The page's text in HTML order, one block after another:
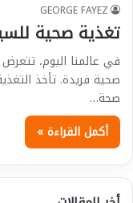
GEORGE FAYEZ
تغذية صحية
في عالمنا اليوم،
صحية فريدة. تأخذ
صحة…
أكمل القراءة »